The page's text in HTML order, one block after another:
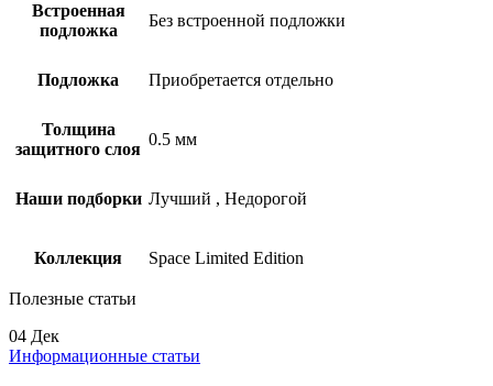
Встроенная
подложка
Без встроенной подложки
Подложка Приобретается отдельно
Толщина
защитного слоя
0.5 мм
Наши подборки Лучший , Недорогой
Коллекция Space Limited Edition
Полезные статьи
04 Дек
Информационные статьи